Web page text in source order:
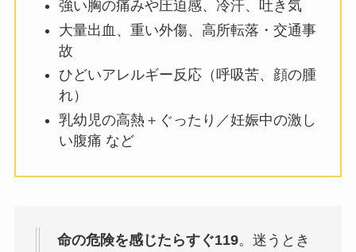
強い胸の痛みや圧迫感、冷汗、吐き気
大量出血、重い外傷、高所転落・交通事
故
ひどいアレルギー反応（呼吸苦、顔の腫
れ）
乳幼児の高熱＋ぐったり／妊娠中の激し
い腹痛 など
命の危険を感じたらすぐ119。迷うとき